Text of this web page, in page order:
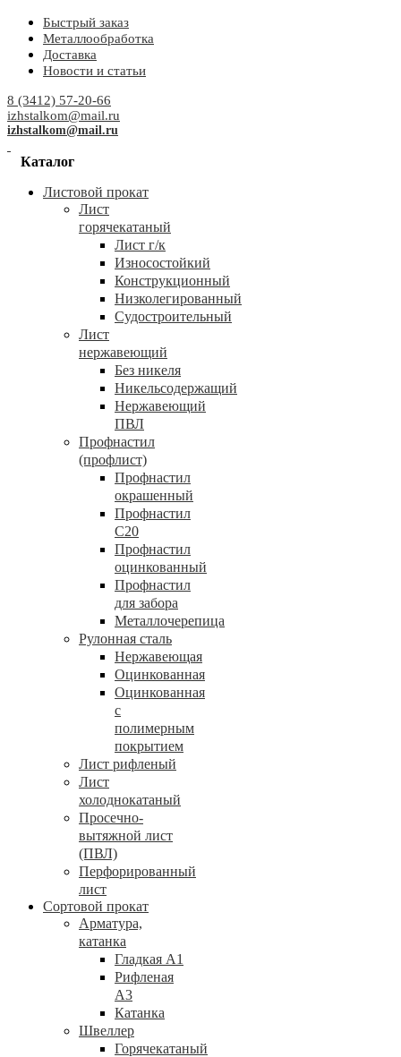
Быстрый заказ
Металлообработка
Доставка
Новости и статьи
8 (3412) 57-20-66
izhstalkom@mail.ru
izhstalkom@mail.ru
Каталог
Листовой прокат
Лист
горячекатаный
Лист г/к
Износостойкий
Конструкционный
Низколегированный
Судостроительный
Лист
нержавеющий
Без никеля
Никельсодержащий
Нержавеющий
ПВЛ
Профнастил
(профлист)
Профнастил
окрашенный
Профнастил
С20
Профнастил
оцинкованный
Профнастил
для забора
Металлочерепица
Рулонная сталь
Нержавеющая
Оцинкованная
Оцинкованная
с
полимерным
покрытием
Лист рифленый
Лист
холоднокатаный
Просечно-
вытяжной лист
(ПВЛ)
Перфорированный
лист
Сортовой прокат
Арматура,
катанка
Гладкая А1
Рифленая
А3
Катанка
Швеллер
Горячекатаный